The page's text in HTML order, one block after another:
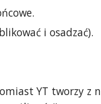
i osadzać).
YT tworzy z